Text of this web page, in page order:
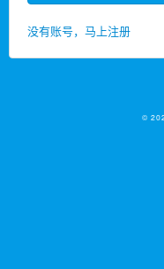
没有账号，马上注册
©